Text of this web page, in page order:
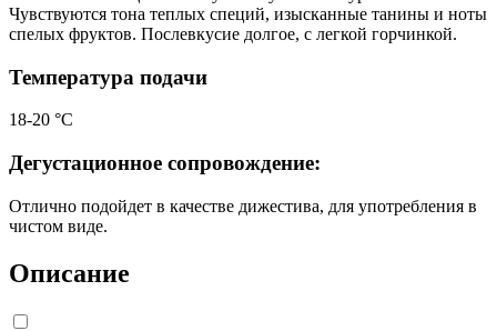
Чувствуются тона теплых специй, изысканные танины и ноты
спелых фруктов. Послевкусие долгое, с легкой горчинкой.
Температура подачи
18-20 °C
Дегустационное сопровождение:
Отлично подойдет в качестве дижестива, для употребления в
чистом виде.
Описание